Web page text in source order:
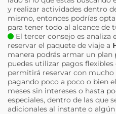
y realizar actividades dentro
mismo, entonces podrías
para tener todo al alcance de
El tercer consejo es
reservar el paquete de viaje a
manera podrás armar un
puedes utilizar pagos flexibles
permitirá reservar con
pagando poco a poco o bien
meses sin intereses o hasta
especiales, dentro de las que
adicionales al instante o